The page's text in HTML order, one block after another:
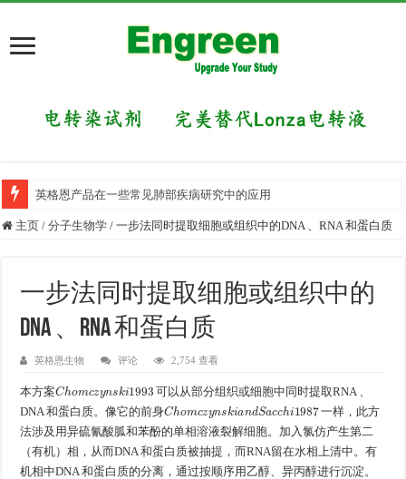
英格恩产品在一些常见肺部疾病研究中的应用
主页 / 分子生物学 / 一步法同时提取细胞或组织中的DNA 、RNA 和蛋白质
一步法同时提取细胞或组织中的
DNA 、RNA 和蛋白质
英格恩生物 评论 2,754 查看
本方案Ch ki 1993 可以从部分组织或细胞中同时提取RNA 、
DNA 和蛋白质。像它的前身Ch ki a Sac 1987
一样，此方
法涉及用异硫氰酸胍和苯酚的单相溶液裂解细胞。加入氯仿产生第二
（有机）相，从而DNA 和蛋白质被抽提，而RNA留在水相上清中。有
机相中DNA 和蛋白质的分离，通过按顺序用乙醇、异丙醇进行沉淀。